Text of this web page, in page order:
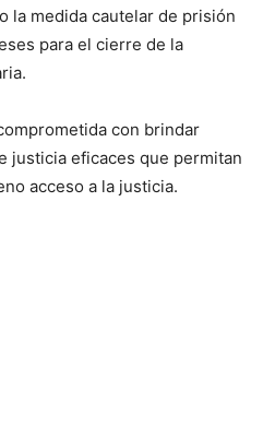
la medida cautelar de prisión
para el cierre de la
con brindar
justicia eficaces que permitan
acceso a la justicia.